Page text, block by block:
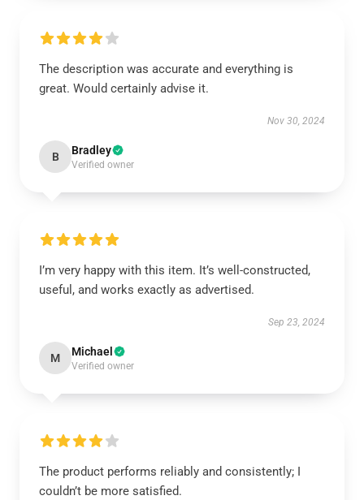
The description was accurate and everything is
great. Would certainly advise it.
Nov 30, 2024
B Bradley
Verified owner
I’m very happy with this item. It’s well-constructed,
useful, and works exactly as advertised.
Sep 23, 2024
M Michael
Verified owner
The product performs reliably and consistently; I
couldn’t be more satisfied.